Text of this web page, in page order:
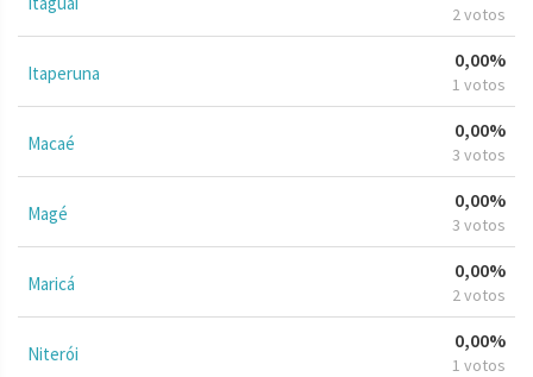
2 votos
Itaperuna
0,00%
1 votos
Macaé
0,00%
3 votos
Magé
0,00%
3 votos
Maricá
0,00%
2 votos
Niterói
0,00%
1 votos